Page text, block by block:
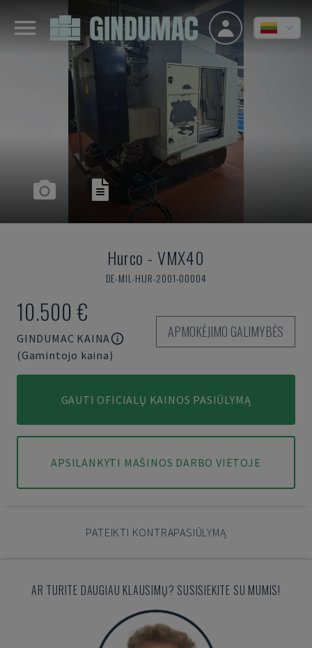
Hurco - VMX40
DE-MIL-HUR-2001-00004
10.500 €
GINDUMAC KAINA
(Gamintojo kaina)
APMOKĖJIMO GALIMYBĖS
GAUTI OFICIALŲ KAINOS PASIŪLYMĄ
APSILANKYTI MAŠINOS DARBO VIETOJE
PATEIKTI KONTRAPASIŪLYMĄ
AR TURITE DAUGIAU KLAUSIMŲ? SUSISIEKITE SU MUMIS!